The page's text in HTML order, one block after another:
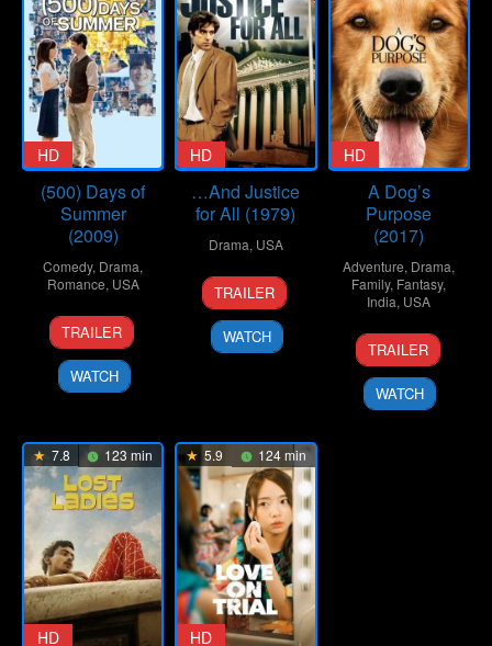
HD
(500) Days of
Summer
(2009)
Comedy, Drama,
Romance, USA
17
Jul
2009
Marc
Webb
TRAILER
WATCH
HD
…And Justice
for All (1979)
Drama, USA
19
Oct
1979
Norman
Jewison
TRAILER
WATCH
HD
A Dog’s
Purpose
(2017)
Adventure, Drama,
Family, Fantasy,
India, USA
19
Jan
2017
Lasse
Hallström
TRAILER
WATCH
7.8 123 min
HD
5.9 124 min
HD